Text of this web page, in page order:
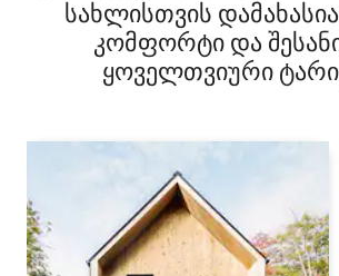
სახლისთვის
კომფორტი და
ყოველთვიური